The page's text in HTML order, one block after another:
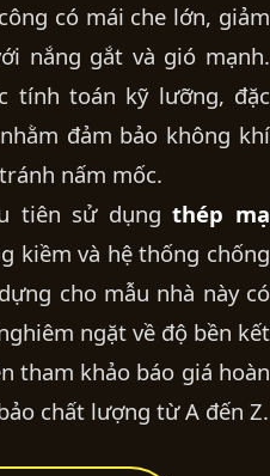
có mái che lớn, giảm
nắng gắt và gió mạnh.
tính toán kỹ lưỡng, đặc
đảm bảo không khí
nấm mốc.
tiên sử dụngthép mạ
kiềm và hệ thống chống
cho mẫu nhà này có
ngặt về độ bền kết
tham khảo báo giá hoàn
chất lượng từ A đến Z.